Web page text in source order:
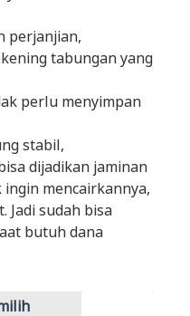
perjanjian,
tabungan yang
perlu menyimpan
stabil,
dijadikan jaminan
mencairkannya,
Jadi sudah bisa
butuh dana